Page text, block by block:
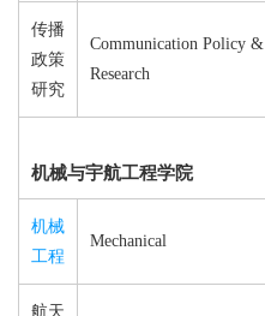
传播
政策
研究
Communication Policy &
Research
机械与宇航工程学院
机械
工程
Mechanical
航天